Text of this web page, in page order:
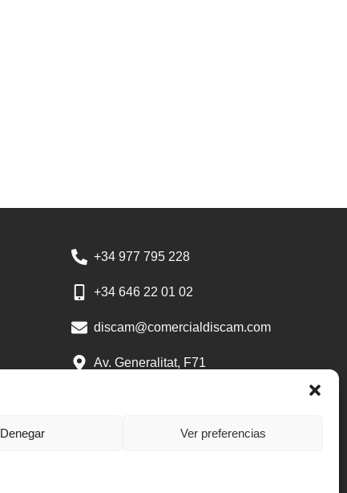
Denegar Ver preferencias
+34 977 795 228
+34 646 22 01 02
discam@comercialdiscam.com
Av. Generalitat, F71